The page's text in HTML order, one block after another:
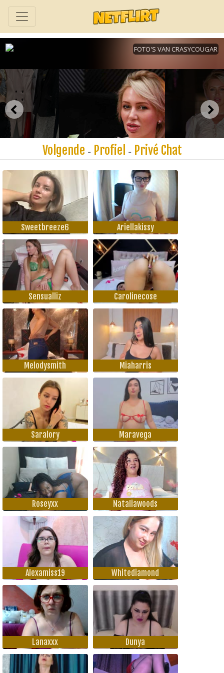
Volgende - Profiel - Privé Chat
Sweetbreeze6 Ariellakissy
Sensualliz Carolinecose
Melodysmith Miaharris
Saralory Maravega
Roseyxx Nataliawoods
Alexamiss19 Whitediamond
Lanaxxx Dunya